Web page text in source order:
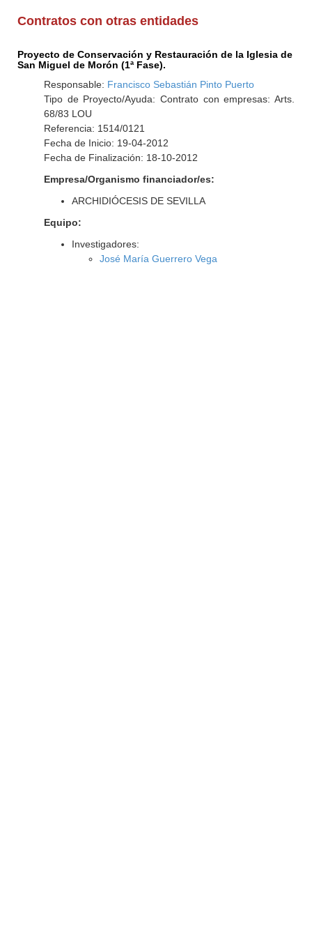
Contratos con otras entidades
Proyecto de Conservación y Restauración de la Iglesia de
San Miguel de Morón (1ª Fase).
Responsable: Francisco Sebastián Pinto Puerto
Tipo de Proyecto/Ayuda: Contrato con empresas: Arts.
68/83 LOU
Referencia: 1514/0121
Fecha de Inicio: 19-04-2012
Fecha de Finalización: 18-10-2012
Empresa/Organismo financiador/es:
ARCHIDIÓCESIS DE SEVILLA
Equipo:
Investigadores:
José María Guerrero Vega